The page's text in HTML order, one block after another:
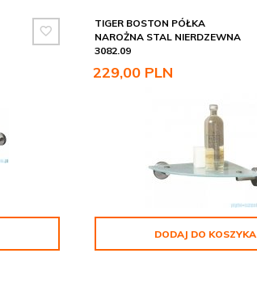
TIGER BOSTON PÓŁKA
NAROŻNA STAL NIERDZEWNA
3082.09
229,00 PLN
DODAJ DO KOSZYKA